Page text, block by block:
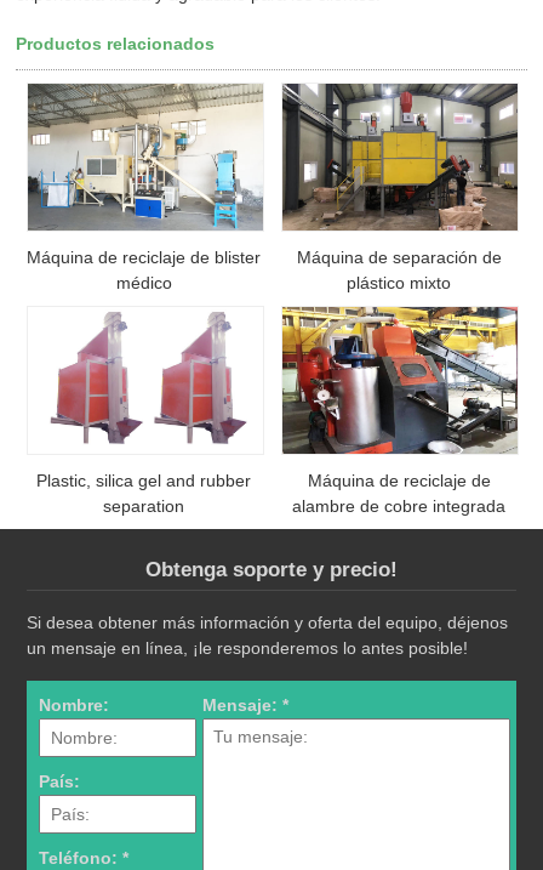
Productos relacionados
Máquina de reciclaje de blister
médico
Máquina de separación de
plástico mixto
Plastic, silica gel and rubber
separation
Máquina de reciclaje de
alambre de cobre integrada
Obtenga soporte y precio!
Si desea obtener más información y oferta del equipo, déjenos
un mensaje en línea, ¡le responderemos lo antes posible!
Nombre:
País:
Teléfono: *
Mensaje: *